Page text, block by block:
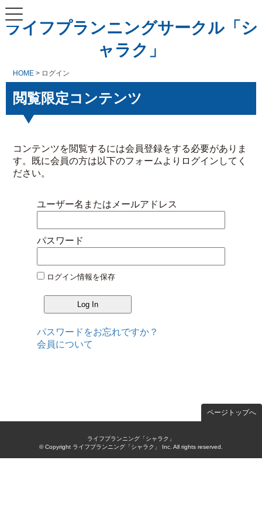
ライフプランニングサークル「シ
ャラク」
HOME > ログイン
閲覧限定コンテンツ
コンテンツを閲覧するには会員登録をする必要がありま
す。既に会員の方は以下のフォームよりログインしてく
ださい。
ユーザー名またはメールアドレス
パスワード
ログイン情報を保存
パスワードをお忘れですか？
会員について
ページトップへ
ライフプランニング「シャラク」
© Copyright ライフプランニング「シャラク」 Inc. All rights reserved.